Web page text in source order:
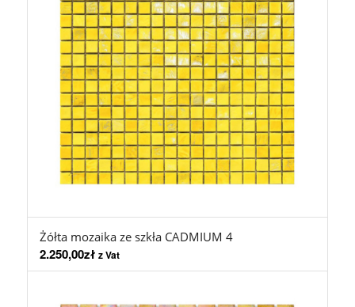
Żółta mozaika ze szkła CADMIUM 4
2.250,00zł z Vat